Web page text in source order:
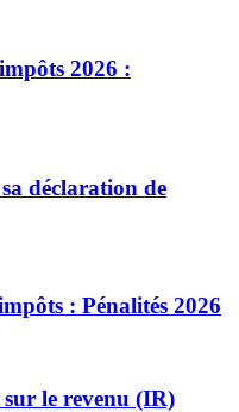
2026 :
déclaration de
: Pénalités 2026
le revenu (IR)